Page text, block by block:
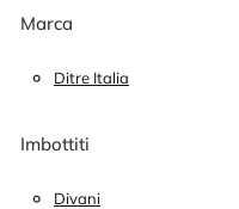
Marca
Ditre Italia
Imbottiti
Divani